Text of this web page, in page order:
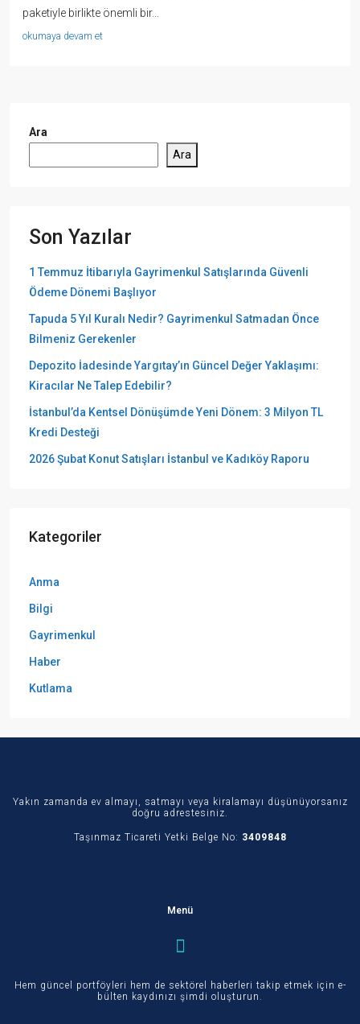
paketiyle birlikte önemli bir...
okumaya devam et
Ara
Ara
Son Yazılar
1 Temmuz İtibarıyla Gayrimenkul Satışlarında Güvenli
Ödeme Dönemi Başlıyor
Tapuda 5 Yıl Kuralı Nedir? Gayrimenkul Satmadan Önce
Bilmeniz Gerekenler
Depozito İadesinde Yargıtay’ın Güncel Değer Yaklaşımı:
Kiracılar Ne Talep Edebilir?
İstanbul’da Kentsel Dönüşümde Yeni Dönem: 3 Milyon TL
Kredi Desteği
2026 Şubat Konut Satışları İstanbul ve Kadıköy Raporu
Kategoriler
Anma
Bilgi
Gayrimenkul
Haber
Kutlama
Yakın zamanda ev almayı, satmayı veya kiralamayı düşünüyorsanız
doğru adrestesiniz.
Taşınmaz Ticareti Yetki Belge No: 3409848
Menü
Hem güncel portföyleri hem de sektörel haberleri takip etmek için e-
bülten kaydınızı şimdi oluşturun.